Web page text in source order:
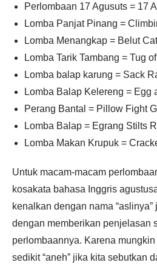
Perlombaan 17 Agusuts = 17
Lomba Panjat Pinang =
Lomba Menangkap = Belut
Lomba Tarik Tambang = Tug
Lomba balap karung = Sack
Lomba Balap Kelereng = Egg
Perang Bantal = Pillow Fight
Lomba Balap = Egrang Stilts
Lomba Makan Krupuk =
Untuk macam-macam
kosakata bahasa Inggris
kenalkan dengan nama
dengan memberikan penjelasan
perlombaannya. Karena
sedikit “aneh” jika kita sebutkan